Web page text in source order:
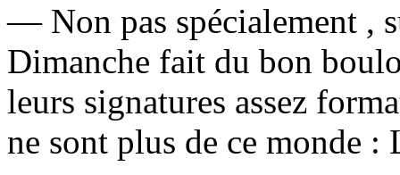
— Non pas spécialement ,
Dimanche fait du bon
leurs signatures assez
ne sont plus de ce monde